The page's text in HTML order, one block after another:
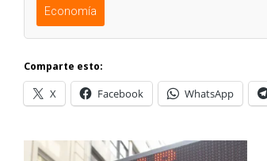
Economía
Comparte esto:
X Facebook WhatsApp